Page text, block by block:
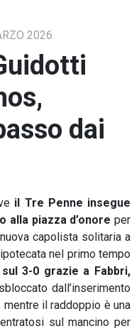
2026
dai
il Tre Penne insegue
alla piazza d’onore per
capolista solitaria a
nel primo tempo
3-0 grazie a Fabbri,
dall’inserimento
il raddoppio è una
sul mancino per